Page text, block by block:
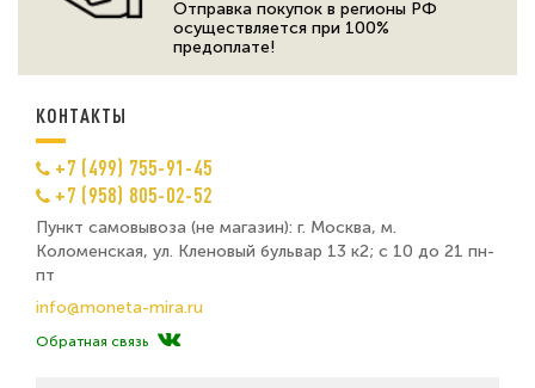
Отправка покупок в регионы РФ
осуществляется при 100%
предоплате!
КОНТАКТЫ
+7 (499) 755-91-45
+7 (958) 805-02-52
Пункт самовывоза (не магазин): г. Москва, м.
Коломенская, ул. Кленовый бульвар 13 к2; с 10 до 21 пн-
пт
info@moneta-mira.ru
Обратная связь